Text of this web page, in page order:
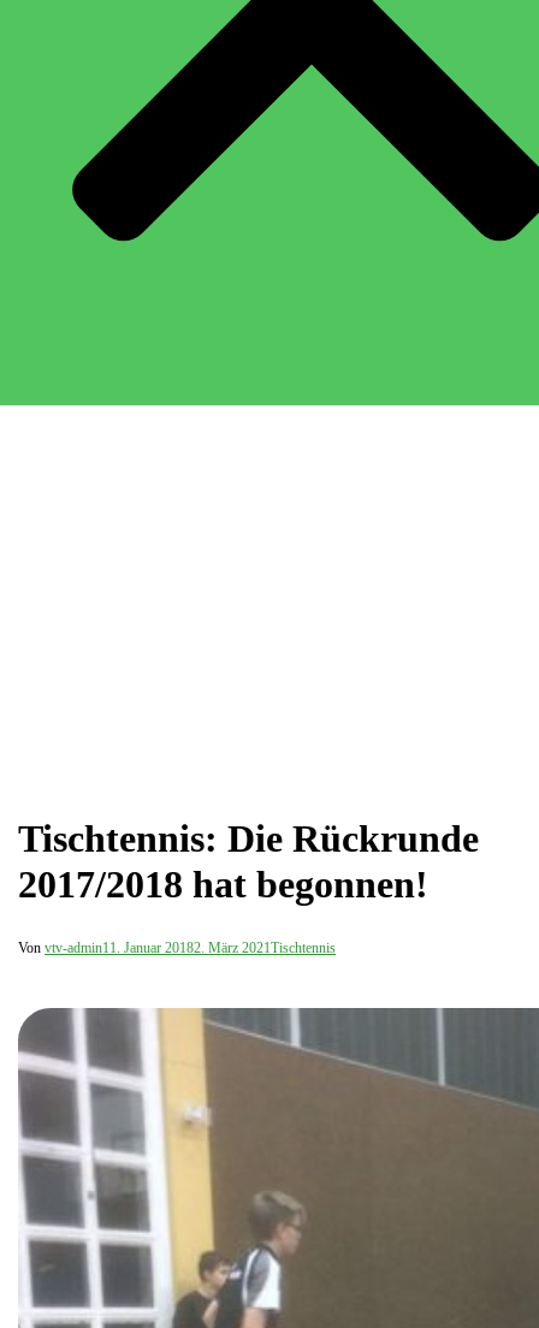
Tischtennis: Die Rückrunde
2017/2018 hat begonnen!
Von vtv-admin11. Januar 20182. März 2021Tischtennis